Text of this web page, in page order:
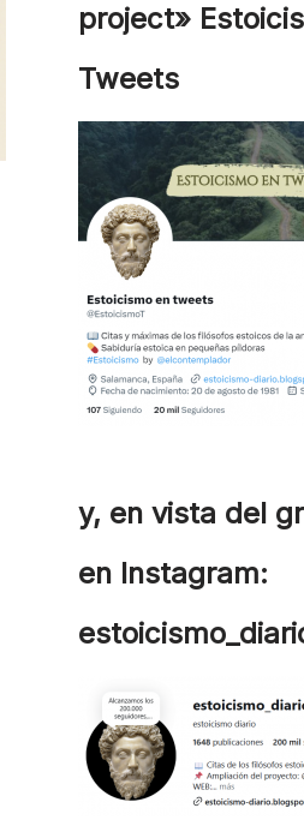
project»
Tweets
y, en vista del
en Instagram: